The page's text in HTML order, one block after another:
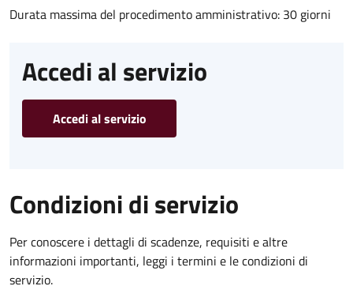
Durata massima del procedimento amministrativo: 30 giorni
Accedi al servizio
Accedi al servizio
Condizioni di servizio
Per conoscere i dettagli di scadenze, requisiti e altre
informazioni importanti, leggi i termini e le condizioni di
servizio.